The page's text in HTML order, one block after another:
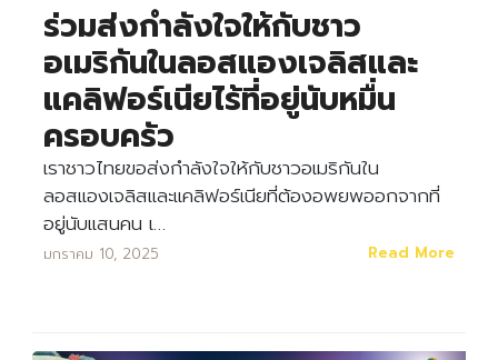
ร่วมส่งกำลังใจให้กับชาว
อเมริกันในลอสแองเจลิสและ
แคลิฟอร์เนียไร้ที่อยู่นับหมื่น
ครอบครัว
เราชาวไทยขอส่งกำลังใจให้กับชาวอเมริกันใน
ลอสแองเจลิสและแคลิฟอร์เนียที่ต้องอพยพออกจากที่
อยู่นับแสนคน เ…
มกราคม 10, 2025 Read More